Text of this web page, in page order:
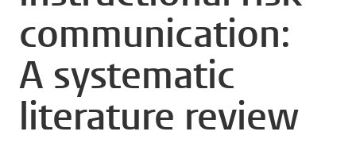
communication:
A systematic
literature review